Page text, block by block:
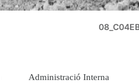
Administració Interna